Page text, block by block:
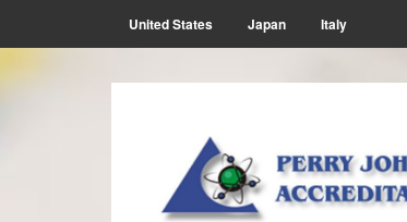
navigation
content
sidebar
United States Japan Italy